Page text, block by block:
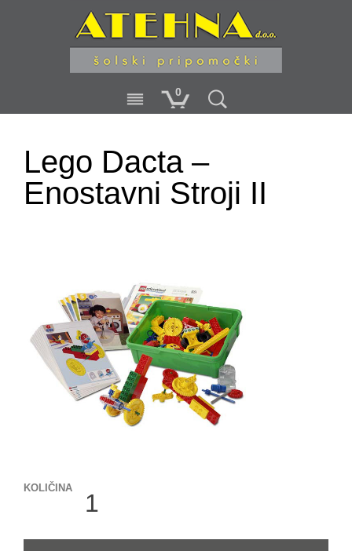
0
Lego Dacta –
Enostavni Stroji II
KOLIČINA